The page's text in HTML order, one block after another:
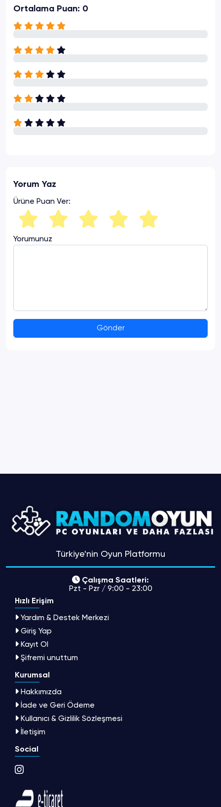
Ortalama Puan: 0
Yorum Yaz
Ürüne Puan Ver:
Yorumunuz
Gönder
Türkiye'nin Oyun Platformu
Çalışma Saatleri:
Pzt - Pzr / 9:00 - 23:00
Hızlı Erişim
Yardım & Destek Merkezi
Giriş Yap
Kayıt Ol
Şifremi unuttum
Kurumsal
Hakkımızda
İade ve Geri Ödeme
Kullanıcı & Gizlilik Sözleşmesi
İletişim
Social